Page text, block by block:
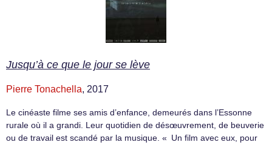
Jusqu’à ce que le jour se lève
Pierre Tonachella, 2017
Le cinéaste filme ses amis d’enfance, demeurés dans l’Essonne
rurale où il a grandi. Leur quotidien de désœuvrement, de beuverie
ou de travail est scandé par la musique. « Un film avec eux, pour